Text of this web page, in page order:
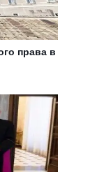
права в